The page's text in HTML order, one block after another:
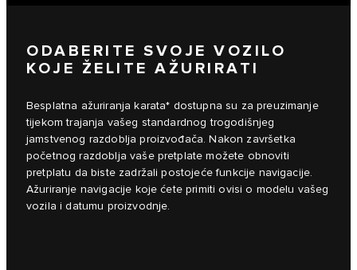
ODABERITE SVOJE VOZILO
KOJE ŽELITE AŽURIRATI
Besplatna ažuriranja karata* dostupna su za preuzimanje
tijekom trajanja vašeg standardnog trogodišnjeg
jamstvenog razdoblja proizvođača. Nakon završetka
početnog razdoblja vaše pretplate možete obnoviti
pretplatu da biste zadržali postojeće funkcije navigacije.
Ažuriranje navigacije koje ćete primiti ovisi o modelu vašeg
vozila i datumu proizvodnje.